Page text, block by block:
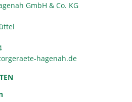
GmbH & Co. KG